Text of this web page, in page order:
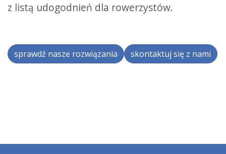
z listą udogodnień dla rowerzystów.
sprawdź nasze rozwiązania skontaktuj się z nami